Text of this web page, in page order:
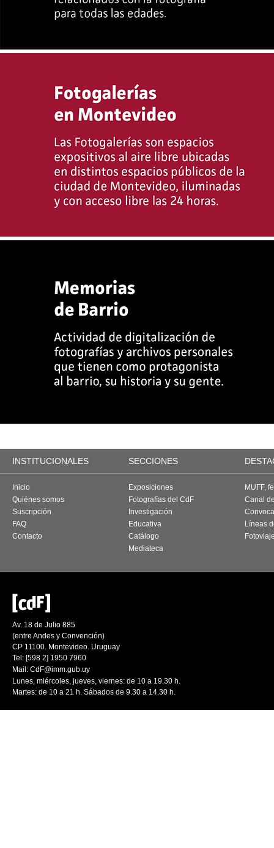
INSTITUCIONALES SECCIONES
Inicio
Quiénes somos
Suscripción
FAQ
Contacto
Exposiciones
Fotografías del CdF
Investigación
Educativa
Catálogo
Mediateca
MUFF,
Canal
Líneas
Av. 18 de Julio 885
(entre Andes y Convención)
CP 11100. Montevideo. Uruguay
Tel: [598 2] 1950 7960
Mail: CdF@imm.gub.uy
Lunes, miércoles, jueves, viernes: de 10 a 19.30 h.
Martes: de 10 a 21 h. Sábados de 9.30 a 14.30 h.